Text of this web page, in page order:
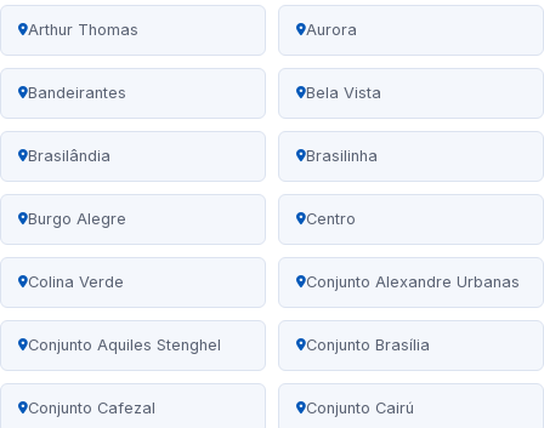
Arthur Thomas Aurora
Bandeirantes Bela Vista
Brasilândia Brasilinha
Burgo Alegre Centro
Colina Verde Conjunto Alexandre Urbanas
Conjunto Aquiles Stenghel Conjunto Brasília
Conjunto Cafezal Conjunto Cairú